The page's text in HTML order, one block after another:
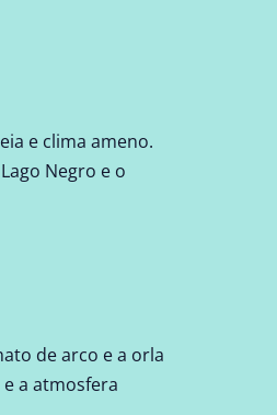
e clima ameno.
Negro e o
de arco e a orla
a atmosfera